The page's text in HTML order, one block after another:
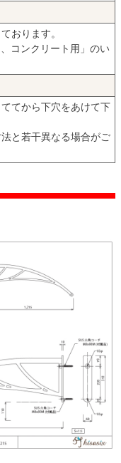
おります。
コンクリート用」のい
てから下穴をあけて下
と若干異なる場合がご